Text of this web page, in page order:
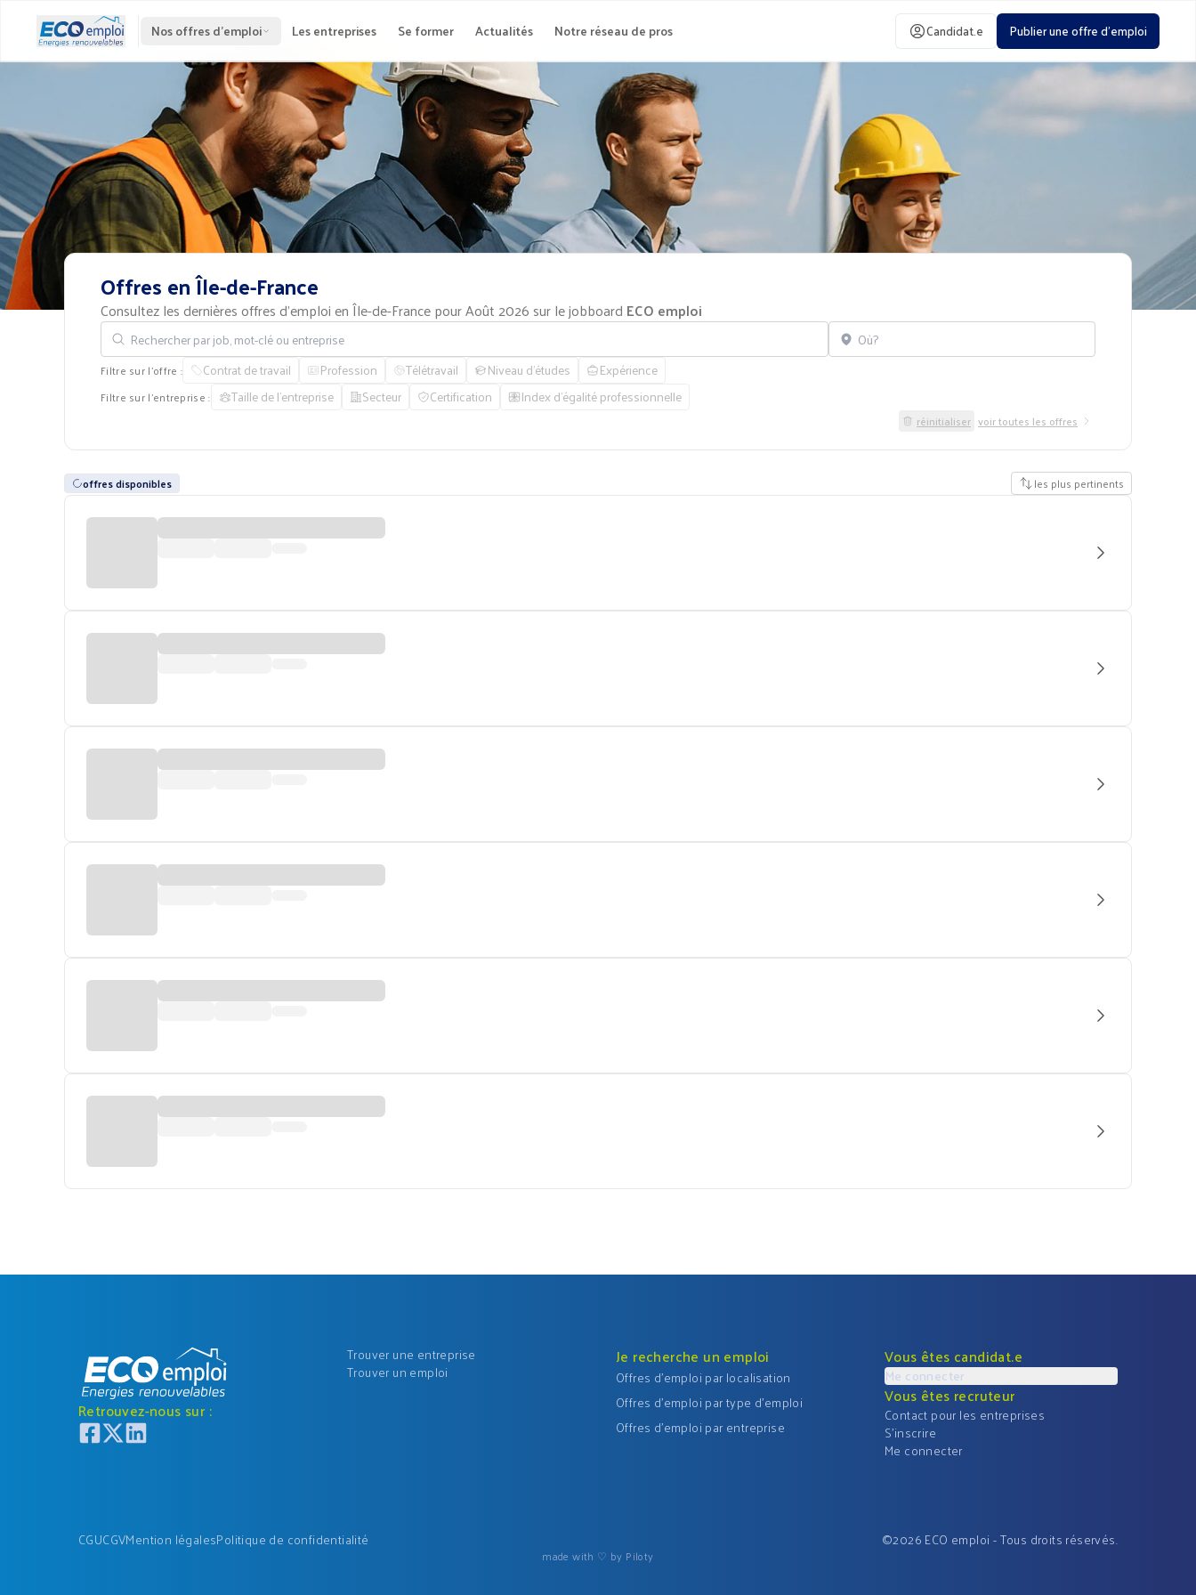
Nos offres d'emploi Les entreprises Se former Actualités Notre réseau de pros Candidat.e Publier une offre d'emploi
OffresenÎle-de-France
Consultez les dernières offres d'emploi en Île-de-France pour Août 2026 sur le jobboard ECO emploi
Rechercher par job, mot-clé ou entreprise Localisation
Filtre sur l'offre : Contrat de travail Profession Télétravail Niveau d'études Expérience
Filtre sur l'entreprise : Taille de l'entreprise Secteur Certification Index d'égalité professionnelle
réinitialiser voir toutes les offres
offres disponibles les plus pertinents
Retrouvez-nous sur :
Trouver une entreprise
Trouver un emploi
Je recherche un emploi
Offres d'emploi par localisation
Offres d'emploi par type d'emploi
Offres d'emploi par entreprise
Vous êtes candidat.e
Me connecter
Vous êtes recruteur
Contact pour les entreprises
S'inscrire
Me connecter
CGUCGVMention légalesPolitique de confidentialité ©2026 ECO emploi - Tous droits réservés.
made with ♡ by Piloty